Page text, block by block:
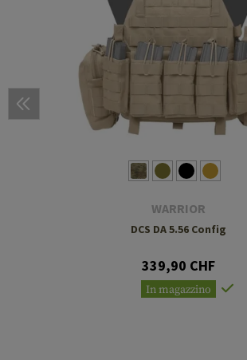
WARRIOR
DCS DA 5.56 Config
339,90 CHF
In magazzino